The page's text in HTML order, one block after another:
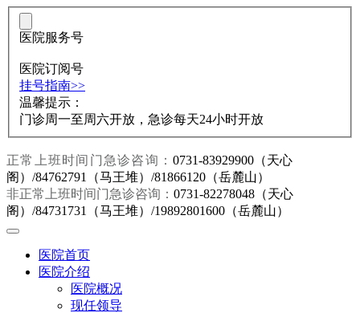
医院服务号
医院订阅号
挂号指南>>
温馨提示：
门诊周一至周六开放，急诊每天24小时开放
正常上班时间门急诊咨询： 0731-83929900（天心
阁）/84762791（马王堆）/81866120（岳麓山）
非正常上班时间门急诊咨询： 0731-82278048（天心
阁）/84731731（马王堆）/19892801600（岳麓山）
医院首页
医院介绍
医院概况
现任领导